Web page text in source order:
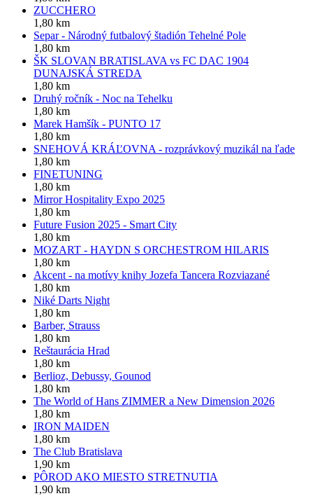
ZUCCHERO
1,80 km
Separ - Národný futbalový štadión Tehelné Pole
1,80 km
ŠK SLOVAN BRATISLAVA vs FC DAC 1904
DUNAJSKÁ STREDA
1,80 km
Druhý ročník - Noc na Tehelku
1,80 km
Marek Hamšík - PUNTO 17
1,80 km
SNEHOVÁ KRÁĽOVNA - rozprávkový muzikál na ľade
1,80 km
FINETUNING
1,80 km
Mirror Hospitality Expo 2025
1,80 km
Future Fusion 2025 - Smart City
1,80 km
MOZART - HAYDN S ORCHESTROM HILARIS
1,80 km
Akcent - na motívy knihy Jozefa Tancera Rozviazané
1,80 km
Niké Darts Night
1,80 km
Barber, Strauss
1,80 km
Reštaurácia Hrad
1,80 km
Berlioz, Debussy, Gounod
1,80 km
The World of Hans ZIMMER a New Dimension 2026
1,80 km
IRON MAIDEN
1,80 km
The Club Bratislava
1,90 km
PÔROD AKO MIESTO STRETNUTIA
1,90 km